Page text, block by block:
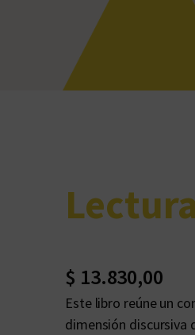
$ 13.830,00
Este libro reúne un
dimensión discursiva